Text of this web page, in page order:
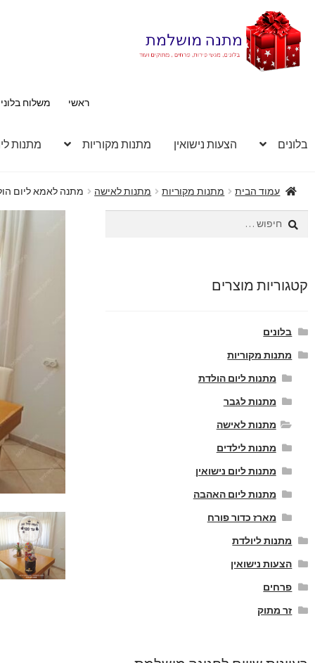
לניווט
לדלג
לתוכן
ראשי משלוח
בלונים הצעות נישואין מתנות מקוריות מתנות
עמוד הבית מתנות מקוריות מתנות לאישה מתנה לאמא ליום
חיפוש:
קטגוריות מוצרים
בלונים
מתנות מקוריות
מתנות ליום הולדת
מתנות לגבר
מתנות לאישה
מתנות לילדים
מתנות ליום נישואין
מתנות ליום האהבה
מארז כדור פורח
מתנות ליולדת
הצעות נישואין
פרחים
זר מתוק